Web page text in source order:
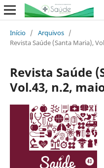
Início / Arquivos /
Revista Saúde (Santa Maria),
Revista Saúde
Vol.43, n.2,